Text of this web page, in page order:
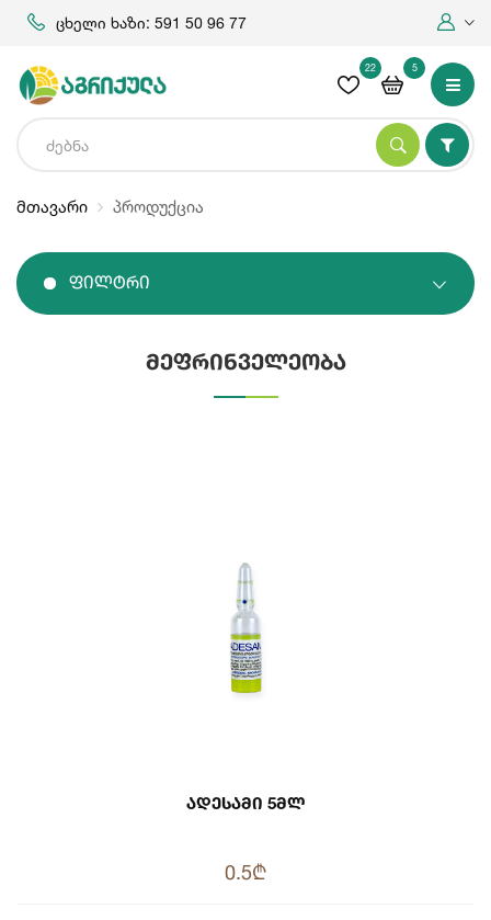
ცხელი ხაზი: 591 50 96 77
22 5
მთავარი პროდუქცია
Ფილტრი
მეფრინველეობა
Ადესამი 5მლ
0.5₾